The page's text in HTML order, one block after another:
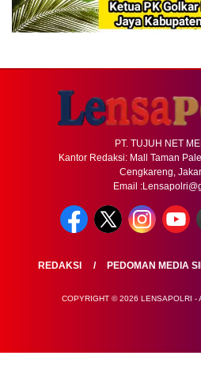
PT. TUJUH NET
Kantor Redaksi: Mall Taman
Cengkareng,
Email
REDAKSI PEDOMAN MEDIA
COPYRIGHT © 2026 LENSAPOLRI -